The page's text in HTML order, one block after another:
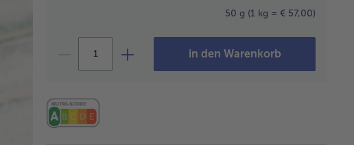
50 g (1 kg = € 57,00)
in den Warenkorb